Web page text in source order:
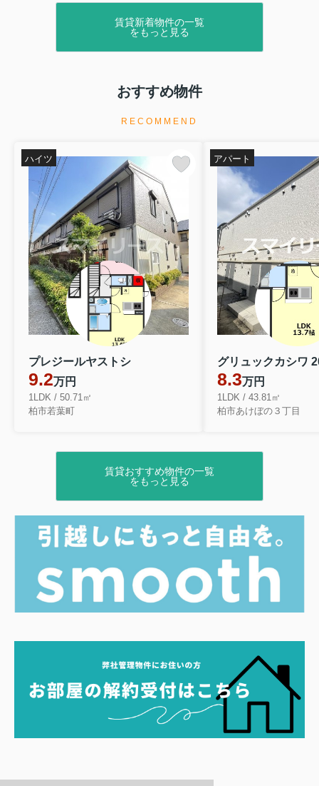
賃貸新着物件の一覧
をもっと見る
おすすめ物件
RECOMMEND
プレジールヤストシ
9.2万円
1LDK / 50.71㎡
柏市若葉町
ハイツ
グリュックカシワ
8.3万円
1LDK / 43.81㎡
柏市あけぼの３丁目
アパート
賃貸おすすめ物件の一覧
をもっと見る